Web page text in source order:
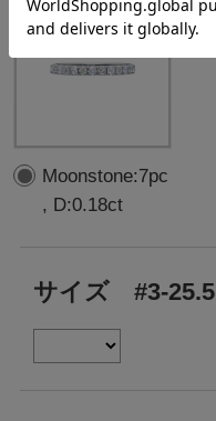
Moonstone:7pc
, D:0.18ct
サイズ #3-25.5